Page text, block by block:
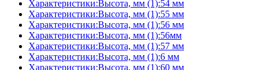
Характеристики:Высота, мм (1):54 мм
Характеристики:Высота, мм (1):55 мм
Характеристики:Высота, мм (1):56 мм
Характеристики:Высота, мм (1):56мм
Характеристики:Высота, мм (1):57 мм
Характеристики:Высота, мм (1):6 мм
Характеристики:Высота, мм (1):60 мм